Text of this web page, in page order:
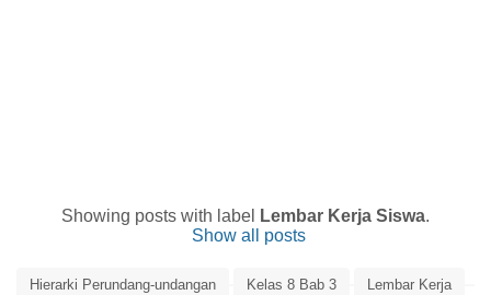
Showing posts with label Lembar Kerja Siswa.
Show all posts
Hierarki Perundang-undangan Kelas 8 Bab 3 Lembar Kerja